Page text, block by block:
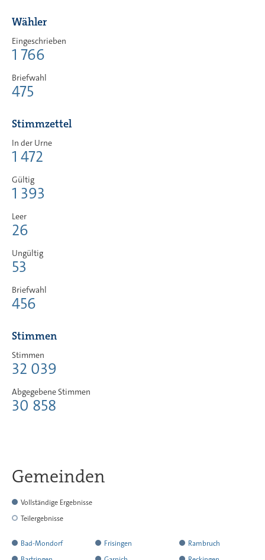
Wähler
Eingeschrieben
1 766
Briefwahl
475
Stimmzettel
In der Urne
1 472
Gültig
1 393
Leer
26
Ungültig
53
Briefwahl
456
Stimmen
Stimmen
32 039
Abgegebene Stimmen
30 858
Gemeinden
Vollständige Ergebnisse
Teilergebnisse
Bad-Mondorf Frisingen
hat
alle
Rambruch